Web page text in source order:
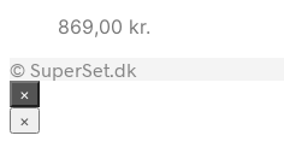
869,00 kr.
© SuperSet.dk
×
×